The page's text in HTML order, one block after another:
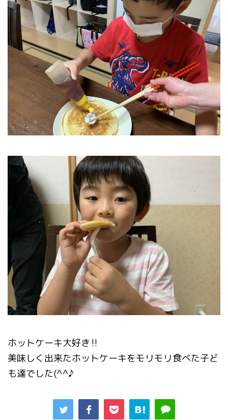
ホットケーキ大好き‼
美味しく出来たホットケーキをモリモリ食べた子ど
も達でした(^^♪